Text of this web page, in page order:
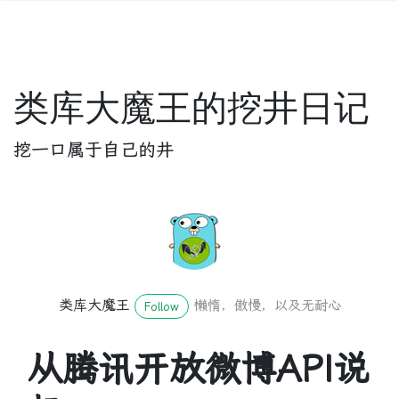
类库大魔王的挖井日记
挖一口属于自己的井
类库大魔王 Follow 懒惰，傲慢，以及无耐心
从腾讯开放微博API说